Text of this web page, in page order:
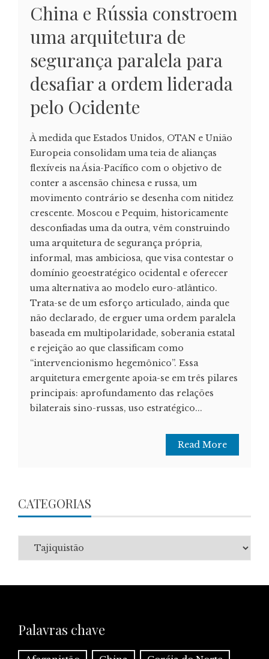
China e Rússia constroem
uma arquitetura de
segurança paralela para
desafiar a ordem liderada
pelo Ocidente
À medida que Estados Unidos, OTAN e União
Europeia consolidam uma teia de alianças
flexíveis na Ásia-Pacífico com o objetivo de
conter a ascensão chinesa e russa, um
movimento contrário se desenha com nitidez
crescente. Moscou e Pequim, historicamente
desconfiadas uma da outra, vêm construindo
uma arquitetura de segurança própria,
informal, mas ambiciosa, que visa contestar o
domínio geoestratégico ocidental e oferecer
uma alternativa ao modelo euro-atlântico.
Trata-se de um esforço articulado, ainda que
não declarado, de erguer uma ordem paralela
baseada em multipolaridade, soberania estatal
e rejeição ao que classificam como
“intervencionismo hegemônico”. Essa
arquitetura emergente apoia-se em três pilares
principais: aprofundamento das relações
bilaterais sino-russas, uso estratégico...
Read More
CATEGORIAS
Categorias
Palavras chave